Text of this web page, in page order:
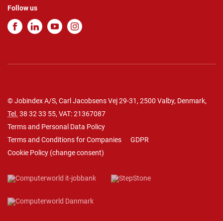
Follow us
© Jobindex A/S, Carl Jacobsens Vej 29-31, 2500 Valby, Denmark,
Tel. 38 32 33 55, VAT: 21367087
Terms and Personal Data Policy
Terms and Conditions for Companies
GDPR
Cookie Policy (change consent)